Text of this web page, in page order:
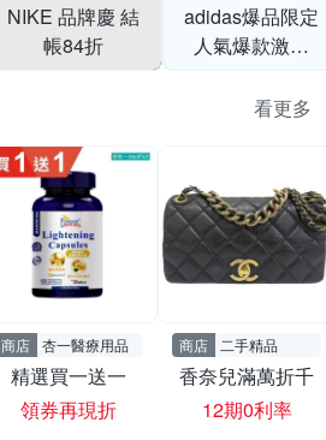
NIKE 品牌慶 結
帳84折
adidas爆品限定
人氣爆款激降
看更多
商店 杏一醫療用品
精選買一送一
領券再現折
商店 二手精品
香奈兒滿萬折千
12期0利率